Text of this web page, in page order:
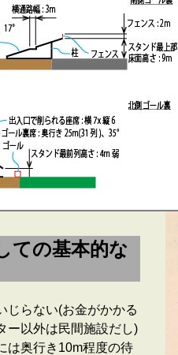
ての基本的な
じらない(お金がかかる
ー以外は民間施設だし)
は奥行き10m程度の待